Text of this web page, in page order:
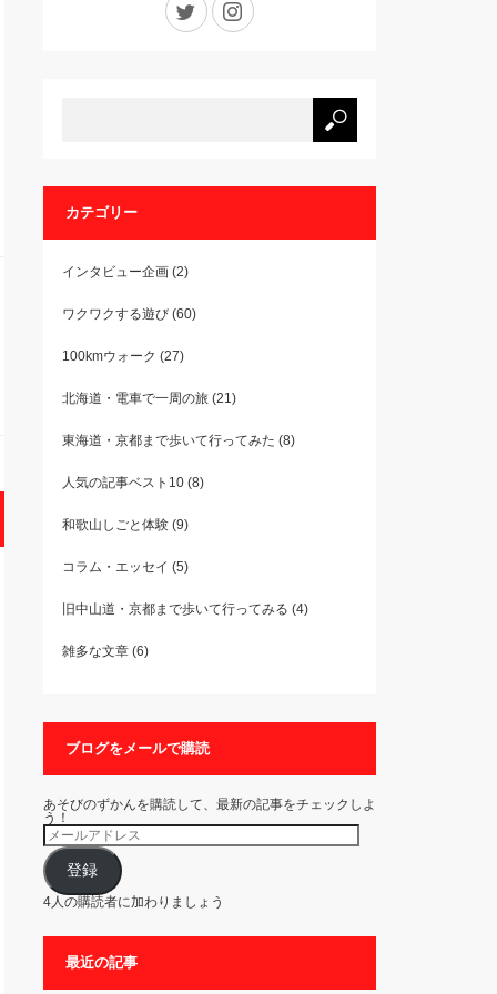
カテゴリー
インタビュー企画(2)
ワクワクする遊び(60)
100kmウォーク (27)
北海道・電車で一周の旅 (21)
東海道・京都まで歩いて行ってみた (8)
人気の記事ベスト10(8)
和歌山しごと体験(9)
コラム・エッセイ (5)
旧中山道・京都まで歩いて行ってみる (4)
雑多な文章(6)
ブログをメールで購読
あそびのずかんを購読して、最新の記事をチェックしよ
う！
メ
ー
ル
ア
ド
レ
ス
登録
4人の購読者に加わりましょう
最近の記事